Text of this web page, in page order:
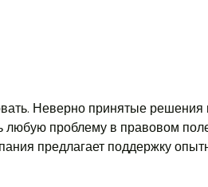
Неверно принятые решения
любую проблему в правовом
предлагает поддержку